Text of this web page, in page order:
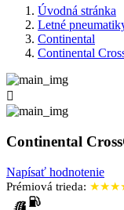
Úvodná stránka
Letné
Continental
Continental

Continental
Napísať hodnotenie
Prémiová trieda: